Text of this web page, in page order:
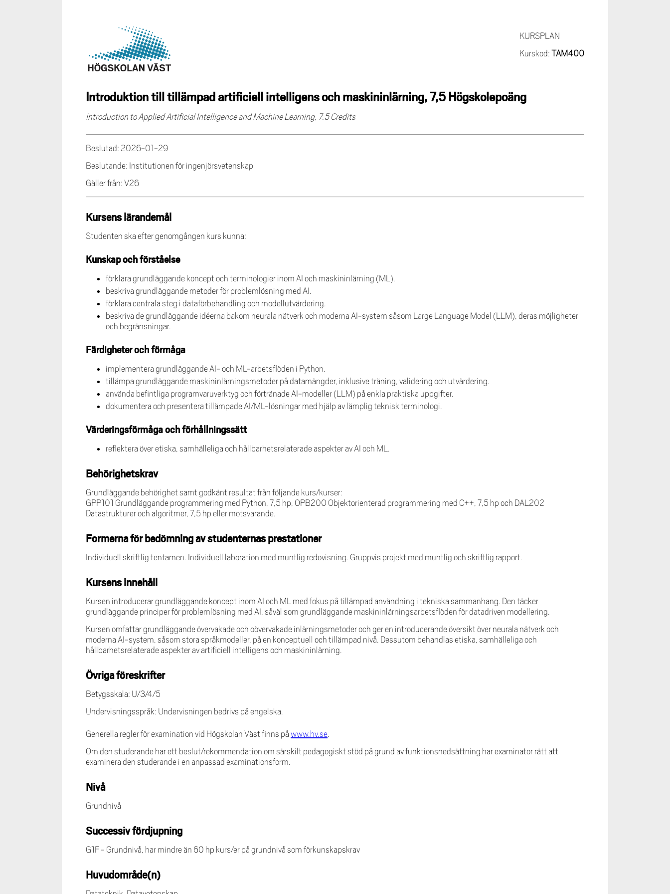
KURSPLAN
Kurskod: TAM400
Introduktion till tillämpad artificiell intelligens och maskininlärning, 7,5 Högskolepoäng
Introduction to Applied Artificial Intelligence and Machine Learning, 7.5 Credits
Beslutad: 2026-01-29
Beslutande: Institutionen för ingenjörsvetenskap
Gäller från: V26
Kursens lärandemål
Studenten ska efter genomgången kurs kunna:
Kunskap och förståelse
förklara grundläggande koncept och terminologier inom AI och maskininlärning (ML).
beskriva grundläggande metoder för problemlösning med AI.
förklara centrala steg i dataförbehandling och modellutvärdering.
beskriva de grundläggande idéerna bakom neurala nätverk och moderna AI-system såsom Large Language Model (LLM), deras möjligheter
och begränsningar.
Färdigheter och förmåga
implementera grundläggande AI- och ML-arbetsflöden i Python.
tillämpa grundläggande maskininlärningsmetoder på datamängder, inklusive träning, validering och utvärdering.
använda befintliga programvaruverktyg och förtränade AI-modeller (LLM) på enkla praktiska uppgifter.
dokumentera och presentera tillämpade AI/ML-lösningar med hjälp av lämplig teknisk terminologi.
Värderingsförmåga och förhållningssätt
reflektera över etiska, samhälleliga och hållbarhetsrelaterade aspekter av AI och ML.
Behörighetskrav
Grundläggande behörighet samt godkänt resultat från följande kurs/kurser:
GPP101 Grundläggande programmering med Python, 7,5 hp, OPB200 Objektorienterad programmering med C++, 7,5 hp och DAL202
Datastrukturer och algoritmer, 7,5 hp eller motsvarande.
Formerna för bedömning av studenternas prestationer
Individuell skriftlig tentamen. Individuell laboration med muntlig redovisning. Gruppvis projekt med muntlig och skriftlig rapport.
Kursens innehåll
Kursen introducerar grundläggande koncept inom AI och ML med fokus på tillämpad användning i tekniska sammanhang. Den täcker
grundläggande principer för problemlösning med AI, såväl som grundläggande maskininlärningsarbetsflöden för datadriven modellering.
Kursen omfattar grundläggande övervakade och oövervakade inlärningsmetoder och ger en introducerande översikt över neurala nätverk och
moderna AI-system, såsom stora språkmodeller, på en konceptuell och tillämpad nivå. Dessutom behandlas etiska, samhälleliga och
hållbarhetsrelaterade aspekter av artificiell intelligens och maskininlärning.
Övriga föreskrifter
Betygsskala: U/3/4/5
Undervisningsspråk: Undervisningen bedrivs på engelska.
Generella regler för examination vid Högskolan Väst finns på www.hv.se.
Om den studerande har ett beslut/rekommendation om särskilt pedagogiskt stöd på grund av funktionsnedsättning har examinator rätt att
examinera den studerande i en anpassad examinationsform.
Nivå
Grundnivå
Successiv fördjupning
G1F - Grundnivå, har mindre än 60 hp kurs/er på grundnivå som förkunskapskrav
Huvudområde(n)